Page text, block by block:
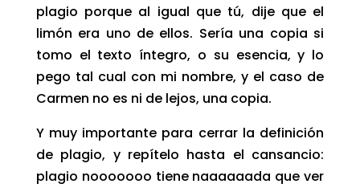
plagio porque al igual que tú, dije que el
limón era uno de ellos. Sería una copia si
tomo el texto íntegro, o su esencia, y lo
pego tal cual con mi nombre, y el caso de
Carmen no es ni de lejos, una copia.
Y muy importante para cerrar la definición
de plagio, y repítelo hasta el cansancio:
plagio nooooooo tiene naaaaaada que ver